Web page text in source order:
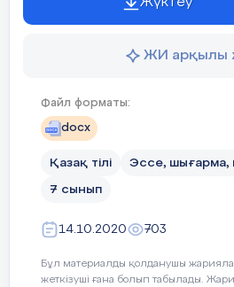
Президентіміз Қасым-
ие екендігін айтып,
жариялауы
Құрылыс, ауыл
өнеркәсіп сияқты
салада аянбай
мәртебесі артпақ.
сапасын
тапқан байлықтың
ЖИ арқылы
Файл форматы:
docx
Қазақ тілі Эссе, шығарма,
7 сынып
14.10.2020 703
Бұл материалды қолданушы
жеткізуші ғана болып табылады.